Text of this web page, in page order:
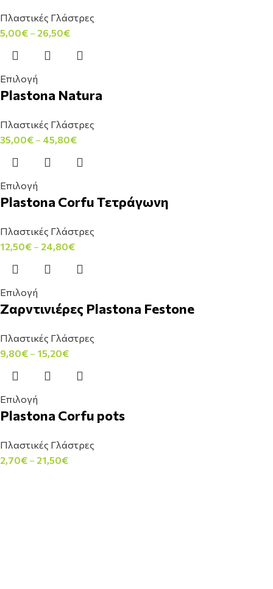
Πλαστικές Γλάστρες
5,00€ – 26,50€
Επιλογή
Plastona Natura
Πλαστικές Γλάστρες
35,00€ – 45,80€
Επιλογή
Plastona Corfu Τετράγωνη
Πλαστικές Γλάστρες
12,50€ – 24,80€
Επιλογή
Ζαρντινιέρες Plastona Festone
Πλαστικές Γλάστρες
9,80€ – 15,20€
Επιλογή
Plastona Corfu pots
Πλαστικές Γλάστρες
2,70€ – 21,50€